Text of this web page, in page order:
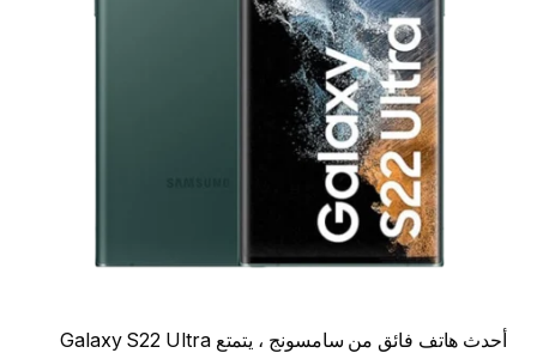
أحدث هاتف فائق من سامسونج ، يتمتع Galaxy S22 Ultra